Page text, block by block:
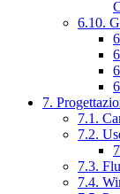
6.10.
7.
7.1.
7.2.
7.3.
7.4.